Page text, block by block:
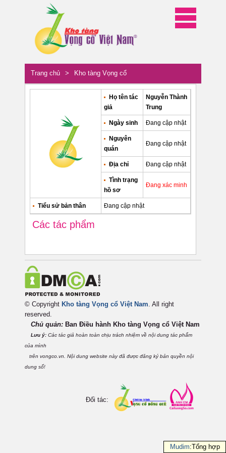
Trang chủ > Kho tàng Vọng cổ
Họ tên tác
giả
Nguyễn Thành
Trung
Ngày sinh Đang cập nhật
Nguyên
quán
Đang cập nhật
Địa chỉ Đang cập nhật
Tình trạng
hồ sơ
Đang xác minh
Tiểu sử bản thân Đang cập nhật
Các tác phẩm
© Copyright Kho tàng Vọng cổ Việt Nam. All right
reserved.
Chủ quản: Ban Điều hành Kho tàng Vọng cổ Việt Nam
Lưu ý: Các tác giả hoàn toàn chịu trách nhiệm về nội dung tác phẩm
của mình
trên vongco.vn. Nội dung website này đã được đăng ký bản quyền nội
dung số!
Đối tác:
Mudim:Tổng hợp